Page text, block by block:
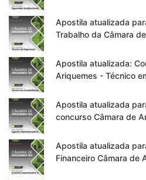
Apostila atualizada
Trabalho da Câmara
Apostila atualizada:
Ariquemes - Técnico
Apostila atualizada
concurso Câmara de
Apostila atualizada
Financeiro Câmara de